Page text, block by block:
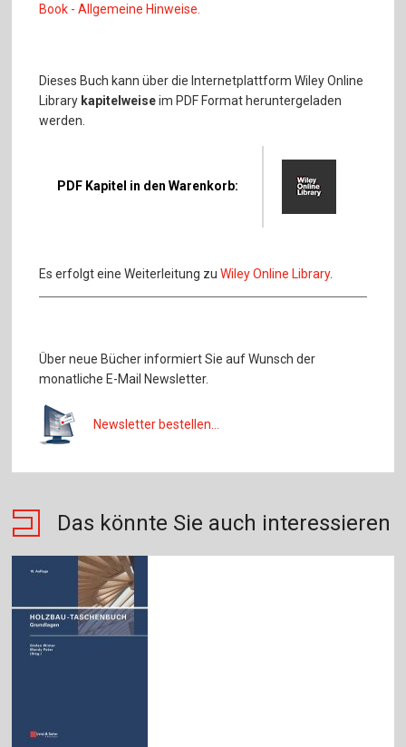
Book - Allgemeine Hinweise.
Dieses Buch kann über die Internetplattform Wiley Online
Library kapitelweiseim PDF Format heruntergeladen
werden.
PDF Kapitel in den Warenkorb:
Es erfolgt eine Weiterleitung zuWiley Online Library.
Über neue Bücher informiert Sie auf Wunsch der
monatliche E-Mail Newsletter.
Newsletter bestellen...
Das könnte Sie auch interessieren